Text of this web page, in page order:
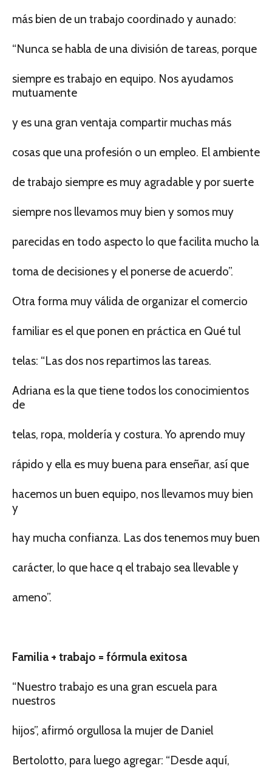
más bien de un trabajo coordinado y aunado:
“Nunca se habla de una división de tareas, porque
siempre es trabajo en equipo. Nos ayudamos
mutuamente
y es una gran ventaja compartir muchas más
cosas que una profesión o un empleo. El ambiente
de trabajo siempre es muy agradable y por suerte
siempre nos llevamos muy bien y somos muy
parecidas en todo aspecto lo que facilita mucho la
toma de decisiones y el ponerse de acuerdo”.
Otra forma muy válida de organizar el comercio
familiar es el que ponen en práctica en Qué tul
telas: “Las dos nos repartimos las tareas.
Adriana es la que tiene todos los conocimientos
de
telas, ropa, moldería y costura. Yo aprendo muy
rápido y ella es muy buena para enseñar, así que
hacemos un buen equipo, nos llevamos muy bien
y
hay mucha confianza. Las dos tenemos muy buen
carácter, lo que hace q el trabajo sea llevable y
ameno”.
Familia + trabajo = fórmula exitosa
“Nuestro trabajo es una gran escuela para
nuestros
hijos”, afirmó orgullosa la mujer de Daniel
Bertolotto, para luego agregar: “Desde aquí,